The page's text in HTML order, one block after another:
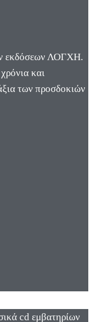
εκδόσεων ΛΟΓΧΗ.
και
των προσδοκιών
cd εμβατηρίων